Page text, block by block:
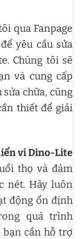
qua Fanpage
yêu cầu sửa
Chúng tôi sẽ
và cung cấp
chữa, cũng
thiết để giải
vi Dino-Lite
thọ và đảm
nét. Hãy luôn
động ổn định
quá trình
bạn cần hỗ trợ